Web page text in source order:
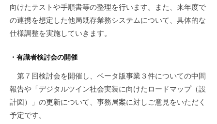
向けたテストや手順書等の整理を行います。また、来年度で
の連携を想定した他局既存業務システムについて、具体的な
仕様調整を実施していきます。
・有識者検討会の開催
第７回検討会を開催し、ベータ版事業３件についての中間
報告や「デジタルツイン社会実装に向けたロードマップ（設
計図）」の更新について、事務局案に対しご意見をいただく
予定です。